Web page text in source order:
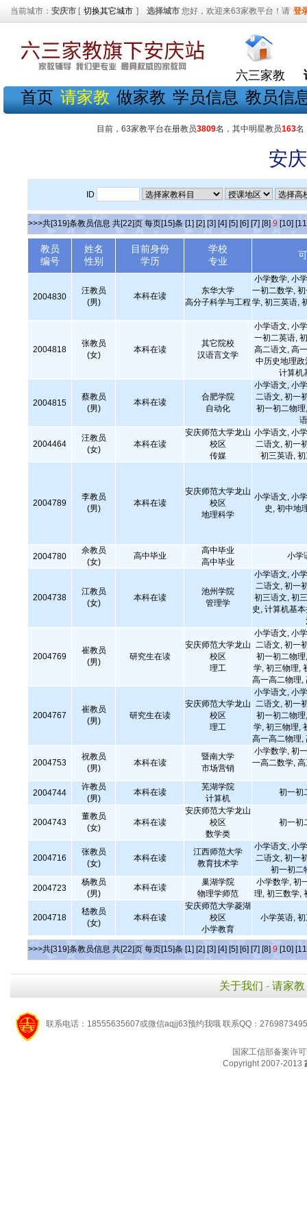
当前城市： 安庆市 [ 切换其它城市 ] 选择城市 您好，欢迎来63家教平台！请 登
六三家教
首页 请家教 做家教 学员信息 教员信
目前，63家教平台在册教员3809名，其中明星教员163名
安
ID
>>>共[319]条教员信息 共[22]页 每页[15]条 [1] [2] [3] [4] [5] [6] [7] [8] 9 [10]
教员
编号
姓名
性别
目前身份
学历
学校
专业
2004830
汪教员
(男)
本科在读
东华大学
高分子科学与工程
小学数学, 小
一初二数学,
学, 初三英语,
2004818
张教员
(女)
本科在读
其它院校
汉语言文学
小学语文, 小
一初二英语,
高二语文, 高
中历史地理政
计算机
2004815
蔡教员
(男)
本科在读
合肥学院
自动化
小学语文, 小
二语文, 初一
初一初二物
2004464
汪教员
(女)
本科在读
安庆师范大学龙山
校区
传媒
小学语文, 小
二语文, 初一
初三英语,
2004789
李教员
(男)
本科在读
安庆师范大学龙山
校区
地理科学
小学语文, 小
史, 初中地
2004780
佘教员
(女)
高中毕业
高中毕业
高中毕业
小学
2004738
江教员
(女)
本科在读
池州学院
管理学
小学语文, 小
二语文, 初一
初三语文, 初
史, 计算机基
2004769
崔教员
(男)
研究生在读
安庆师范大学龙山
校区
理工
小学语文, 小
二语文, 初一
初一初二物
学, 初三物理,
高一高二物理,
2004767
崔教员
(男)
研究生在读
安庆师范大学龙山
校区
理工
小学语文, 小
二语文, 初一
初一初二物
学, 初三物理,
高一高二物理,
2004753
祝教员
(男)
本科在读
暨南大学
市场营销
小学数学, 初
一高二数学,
2004744
许教员
(男)
本科在读
芜湖学院
计算机
初一初
2004743
董教员
(女)
本科在读
安庆师范大学龙山
校区
数学类
初一初
2004716
张教员
(女)
本科在读
江西师范大学
教育技术学
小学语文, 小
二语文, 初一
初一初二
2004723
杨教员
(男)
本科在读
巢湖学院
物理学师范
小学数学, 初
理, 初三数学,
2004718
嵇教员
(女)
本科在读
安庆师范大学菱湖
校区
小学教育
小学英语,
>>>共[319]条教员信息 共[22]页 每页[15]条 [1] [2] [3] [4] [5] [6] [7] [8] 9 [10]
关于我们 - 请家教
联系电话：18555635607或微信aqjj63预约我哦 联系QQ：
国家工信部备案许
Copyright 2007-2013